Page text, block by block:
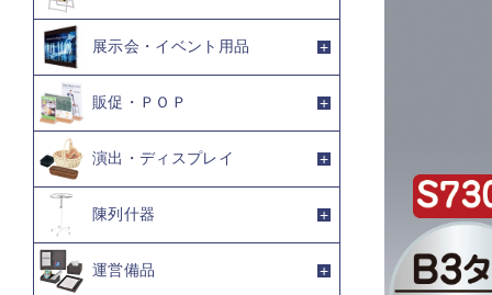
展示会・イベント用品
販促・ＰＯＰ
演出・ディスプレイ
陳列什器
運営備品